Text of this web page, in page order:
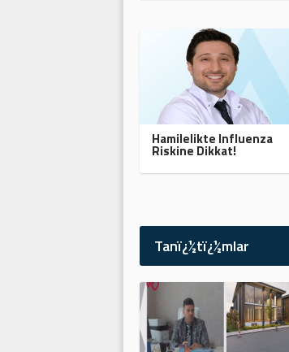
Hamilelikte Influenza
Riskine Dikkat!
Tanï¿½tï¿½mlar